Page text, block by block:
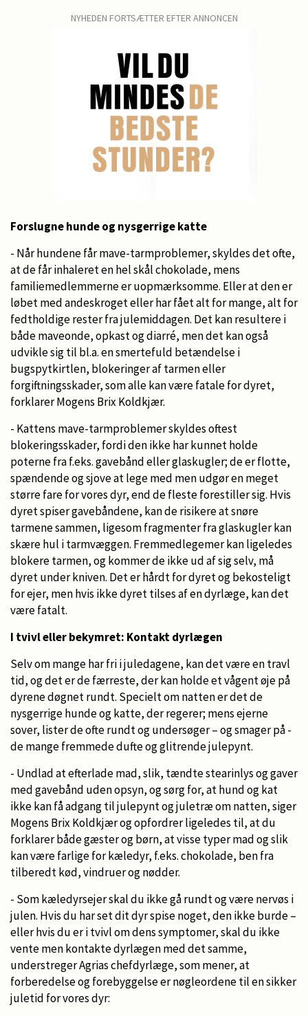
NYHEDEN FORTSÆTTER EFTER ANNONCEN
Forslugne hunde og nysgerrige katte
- Når hundene får mave-tarmproblemer, skyldes det ofte,
at de får inhaleret en hel skål chokolade, mens
familiemedlemmerne er uopmærksomme. Eller at den er
løbet med andeskroget eller har fået alt for mange, alt for
fedtholdige rester fra julemiddagen. Det kan resultere i
både maveonde, opkast og diarré, men det kan også
udvikle sig til bl.a. en smertefuld betændelse i
bugspytkirtlen, blokeringer af tarmen eller
forgiftningsskader, som alle kan være fatale for dyret,
forklarer Mogens Brix Koldkjær.
- Kattens mave-tarmproblemer skyldes oftest
blokeringsskader, fordi den ikke har kunnet holde
poterne fra f.eks. gavebånd eller glaskugler; de er flotte,
spændende og sjove at lege med men udgør en meget
større fare for vores dyr, end de fleste forestiller sig. Hvis
dyret spiser gavebåndene, kan de risikere at snøre
tarmene sammen, ligesom fragmenter fra glaskugler kan
skære hul i tarmvæggen. Fremmedlegemer kan ligeledes
blokere tarmen, og kommer de ikke ud af sig selv, må
dyret under kniven. Det er hårdt for dyret og bekosteligt
for ejer, men hvis ikke dyret tilses af en dyrlæge, kan det
være fatalt.
I tvivl eller bekymret: Kontakt dyrlægen
Selv om mange har fri i juledagene, kan det være en travl
tid, og det er de færreste, der kan holde et vågent øje på
dyrene døgnet rundt. Specielt om natten er det de
nysgerrige hunde og katte, der regerer; mens ejerne
sover, lister de ofte rundt og undersøger – og smager på -
de mange fremmede dufte og glitrende julepynt.
- Undlad at efterlade mad, slik, tændte stearinlys og gaver
med gavebånd uden opsyn, og sørg for, at hund og kat
ikke kan få adgang til julepynt og juletræ om natten, siger
Mogens Brix Koldkjær og opfordrer ligeledes til, at du
forklarer både gæster og børn, at visse typer mad og slik
kan være farlige for kæledyr, f.eks. chokolade, ben fra
tilberedt kød, vindruer og nødder.
- Som kæledyrsejer skal du ikke gå rundt og være nervøs i
julen. Hvis du har set dit dyr spise noget, den ikke burde –
eller hvis du er i tvivl om dens symptomer, skal du ikke
vente men kontakte dyrlægen med det samme,
understreger Agrias chefdyrlæge, som mener, at
forberedelse og forebyggelse er nøgleordene til en sikker
juletid for vores dyr: